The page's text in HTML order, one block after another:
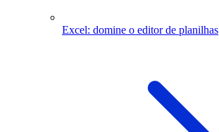
Excel: domine o editor de planilhas